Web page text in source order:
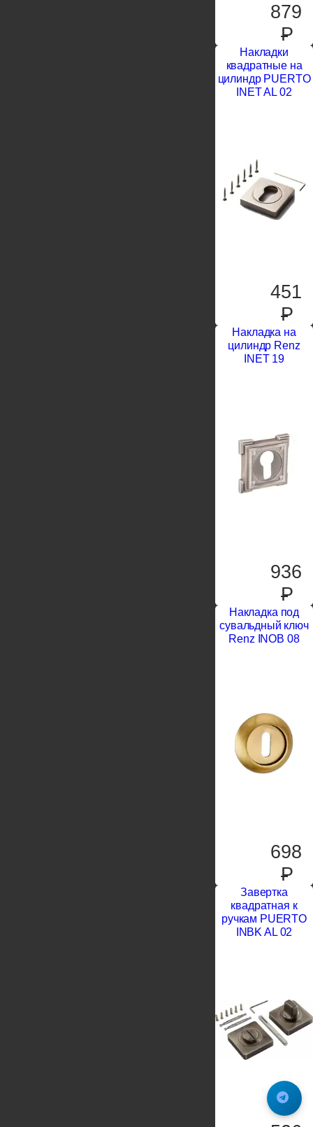
879
P
Накладки
квадратные на
цилиндр PUERTO
INET AL 02
451
P
Накладка на
цилиндр Renz
INET 19
936
P
Накладка под
сувальдный ключ
Renz INOB 08
698
P
Завертка
квадратная к
ручкам PUERTO
INBK AL 02